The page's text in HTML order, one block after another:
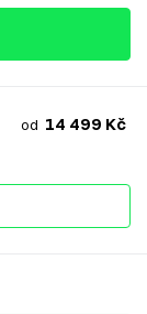
od 14 499 Kč